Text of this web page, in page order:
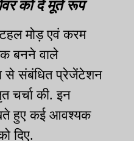
को दें मूर्त रूप
मोड़ एवं करम
बनने वाले
से संबंधित प्रेजेंटेशन
चर्चा की. इन
हुए कई आवश्यक
दिए.